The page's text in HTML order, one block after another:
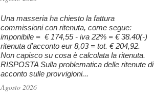
Una masseria ha chiesto la fattura
commissioni con ritenuta, come segue:
imponibile = € 174,55 - iva 22% = € 38.40(-)
ritenuta d'acconto eur 8,03 = tot. € 204,92.
Non capisco su cosa è calcolata la ritenuta.
RISPOSTA Sulla problematica delle ritenute di
acconto sulle provvigioni...
Agosto 2026